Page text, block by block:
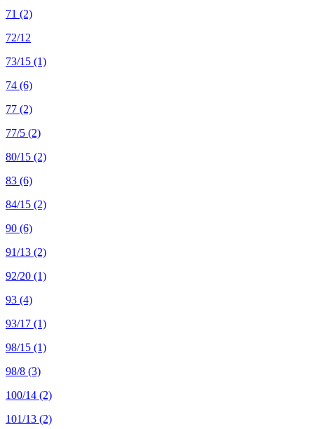
71 (2)
72/12
73/15 (1)
74 (6)
77 (2)
77/5 (2)
80/15 (2)
83 (6)
84/15 (2)
90 (6)
91/13 (2)
92/20 (1)
93 (4)
93/17 (1)
98/15 (1)
98/8 (3)
100/14 (2)
101/13 (2)